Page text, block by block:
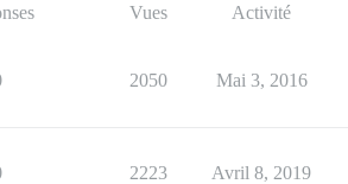
Vues Activité
2050 Mai 3, 2016
2223 Avril 8, 2019